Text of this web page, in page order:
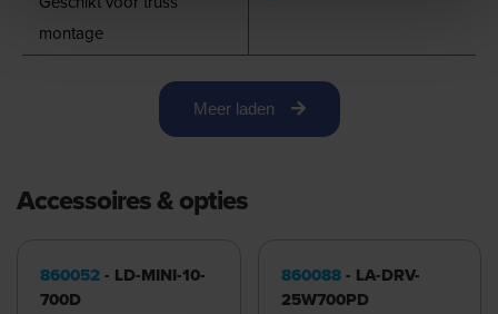
montage
Meer laden
Accessoires & opties
860052- LD-MINI-10-
700D
860088- LA-DRV-
25W700PD